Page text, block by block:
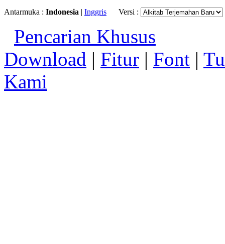
Antarmuka : Indonesia | Inggris Versi :
Pencarian Khusus
Download | Fitur | Font |
Kami